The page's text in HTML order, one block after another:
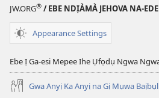
JW.ORG® / EBE NDỊÀMÀ JEHOVA NA-
Appearance Settings
Ebe Ị Ga-esi Mepee Ihe Ụfọdụ Ngwa
Gwa Anyị Ka Anyị na Gị Mụwa Baịbụl